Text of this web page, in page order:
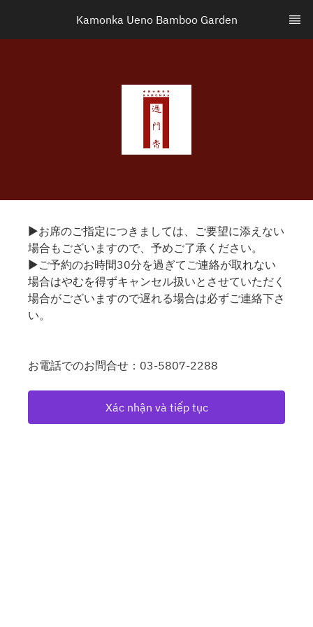
Kamonka Ueno Bamboo Garden
▶お席のご指定につきましては、ご要望に添えない
場合もございますので、予めご了承ください。
▶ご予約のお時間30分を過ぎてご連絡が取れない
場合はやむを得ずキャンセル扱いとさせていただく
場合がございますので遅れる場合は必ずご連絡下さ
い。
お電話でのお問合せ：03-5807-2288
Xác nhận và tiếp tục